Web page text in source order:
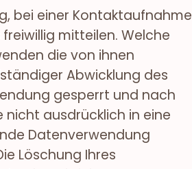
bei einer Kontaktaufnahme
mitteilen. Welche
die von ihnen
Abwicklung des
gesperrt und nach
ausdrücklich in eine
Datenverwendung
Löschung Ihres